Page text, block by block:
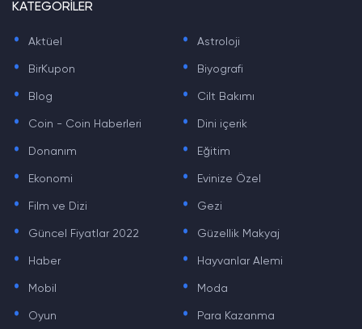
KATEGORİLER
. Aktüel . Astroloji
. BirKupon . Biyografi
. Blog . Cilt Bakımı
. Coin - Coin Haberleri . Dini içerik
. Donanım . Eğitim
. Ekonomi . Evinize Özel
. Film ve Dizi . Gezi
. Güncel Fiyatlar 2022 . Güzellik Makyaj
. Haber . Hayvanlar Alemi
. Mobil . Moda
. Oyun . Para Kazanma